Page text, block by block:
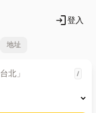
login登入
地址
/